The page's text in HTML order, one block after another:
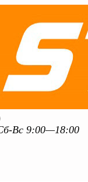
Вс 9:00—18:00